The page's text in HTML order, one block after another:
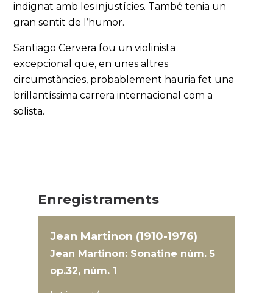
indignat amb les injustícies. També tenia un
gran sentit de l’humor.
Santiago Cervera fou un violinista
excepcional que, en unes altres
circumstàncies, probablement hauria fet una
brillantíssima carrera internacional com a
solista.
Enregistraments
Jean Martinon (1910-1976)
Jean Martinon: Sonatine núm. 5
op.32, núm. 1